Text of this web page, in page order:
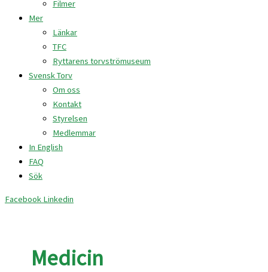
Filmer
Mer
Länkar
TFC
Ryttarens torvströmuseum
Svensk Torv
Om oss
Kontakt
Styrelsen
Medlemmar
In English
FAQ
Sök
Facebook Linkedin
Medicin